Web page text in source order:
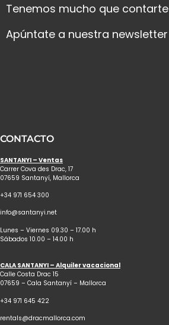
Tenemos mucho que contarte
Apúntate a nuestra newsletter
CONTACTO
SANTANYI – Ventas
Carrer Cova des Drac, 17
07659 Santanyí, Mallorca
+34 971 654 300
info@santanyi.net
Lunes – Viernes 09.30 – 17.00 h
Sábados 10.00 – 14.00 h
CALA SANTANYI – Alquiler vacacional
Calle Costa Drac 15
07659 – Cala Santanyí – Mallorca
+34 971 645 422
rentals@dracmallorca.com